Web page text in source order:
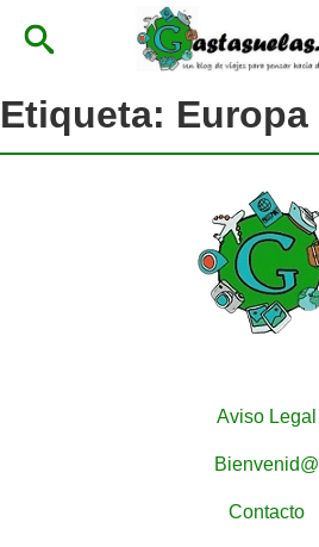
Etiqueta: Europa
Aviso Legal
Bienvenid@
Contacto